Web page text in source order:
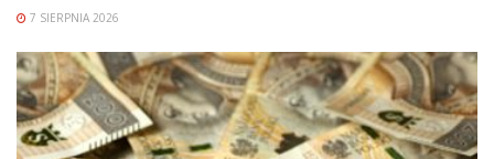
7 SIERPNIA 2026